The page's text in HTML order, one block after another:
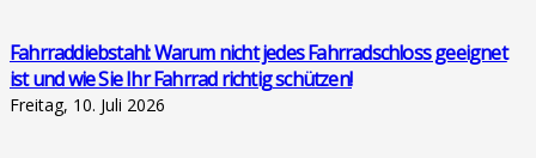
Fahr­rad­dieb­stahl: War­um nicht jedes Fahr­rad­schloss geeig­net
ist und wie Sie Ihr Fahr­rad rich­tig schüt­zen!
Freitag, 10. Juli 2026